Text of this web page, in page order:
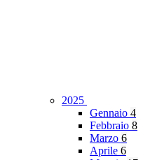
2025
Gennaio 4
Febbraio 8
Marzo 6
Aprile 6